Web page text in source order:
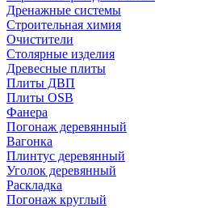
Дренажные системы
Строительная химия
Очистители
Столярные изделия
Древесные плиты
Плиты ДВП
Плиты OSB
Фанера
Погонаж деревянный
Вагонка
Плинтус деревянный
Уголок деревянный
Раскладка
Погонаж круглый